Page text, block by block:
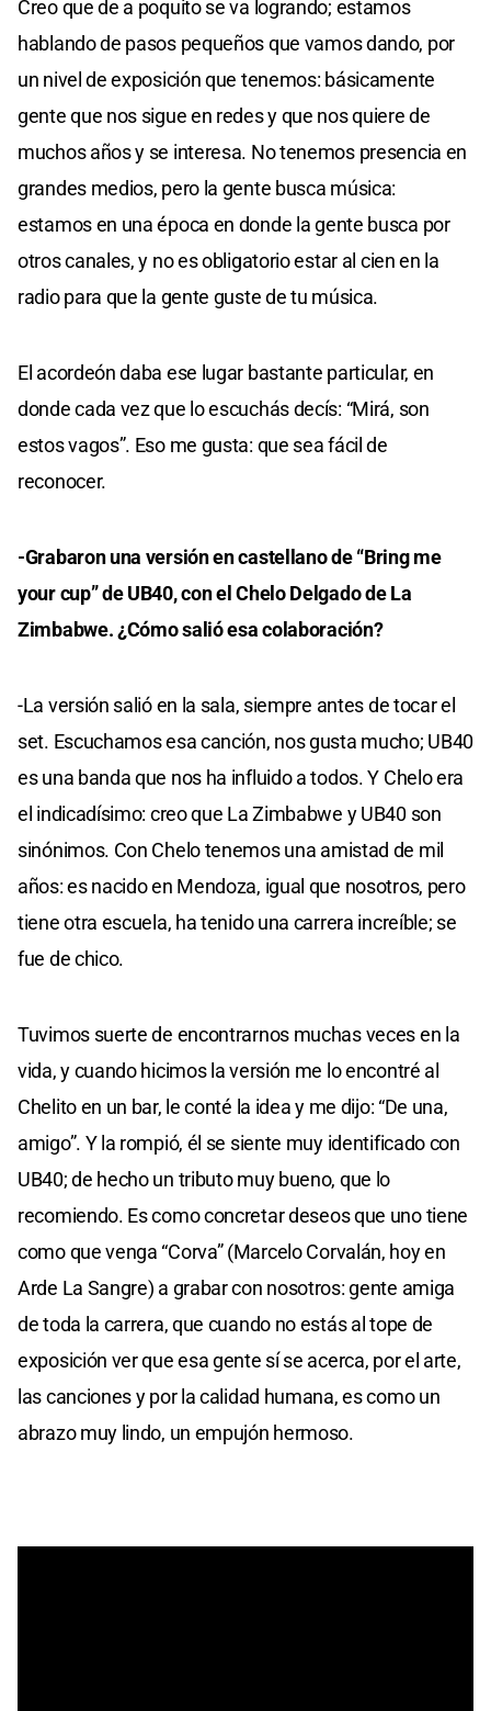
Creo que de a poquito se va logrando; estamos
hablando de pasos pequeños que vamos dando, por
un nivel de exposición que tenemos: básicamente
gente que nos sigue en redes y que nos quiere de
muchos años y se interesa. No tenemos presencia en
grandes medios, pero la gente busca música:
estamos en una época en donde la gente busca por
otros canales, y no es obligatorio estar al cien en la
radio para que la gente guste de tu música.
El acordeón daba ese lugar bastante particular, en
donde cada vez que lo escuchás decís: “Mirá, son
estos vagos”. Eso me gusta: que sea fácil de
reconocer.
-Grabaron una versión en castellano de “Bring me
your cup” de UB40, con el Chelo Delgado de La
Zimbabwe. ¿Cómo salió esa colaboración?
-La versión salió en la sala, siempre antes de tocar el
set. Escuchamos esa canción, nos gusta mucho; UB40
es una banda que nos ha influido a todos. Y Chelo era
el indicadísimo: creo que La Zimbabwe y UB40 son
sinónimos. Con Chelo tenemos una amistad de mil
años: es nacido en Mendoza, igual que nosotros, pero
tiene otra escuela, ha tenido una carrera increíble; se
fue de chico.
Tuvimos suerte de encontrarnos muchas veces en la
vida, y cuando hicimos la versión me lo encontré al
Chelito en un bar, le conté la idea y me dijo: “De una,
amigo”. Y la rompió, él se siente muy identificado con
UB40; de hecho un tributo muy bueno, que lo
recomiendo. Es como concretar deseos que uno tiene
como que venga “Corva” (Marcelo Corvalán, hoy en
Arde La Sangre) a grabar con nosotros: gente amiga
de toda la carrera, que cuando no estás al tope de
exposición ver que esa gente sí se acerca, por el arte,
las canciones y por la calidad humana, es como un
abrazo muy lindo, un empujón hermoso.